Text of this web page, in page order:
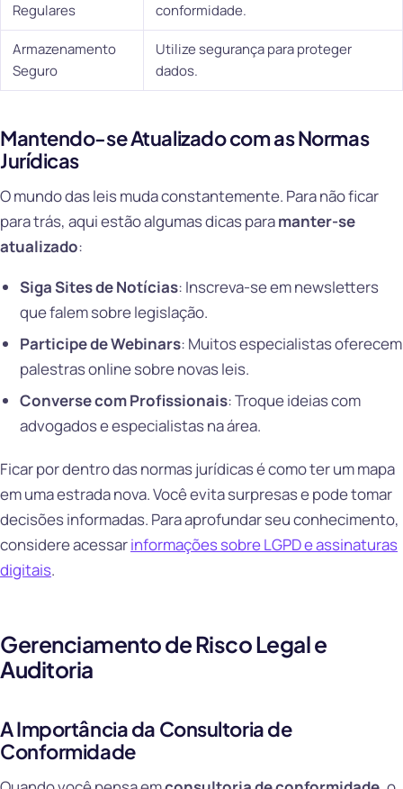
Regulares
conformidade.
Armazenamento
Seguro
Utilize segurança para proteger
dados.
Mantendo-se Atualizado com as Normas
Jurídicas
O mundo das leis muda constantemente. Para não ficar
para trás, aqui estão algumas dicas paramanter-se
atualizado:
Siga Sites de Notícias: Inscreva-se em newsletters
que falem sobre legislação.
Participe de Webinars: Muitos especialistas oferecem
palestras online sobre novas leis.
Converse com Profissionais: Troque ideias com
advogados e especialistas na área.
Ficar por dentro das normas jurídicas é como ter um mapa
em uma estrada nova. Você evita surpresas e pode tomar
decisões informadas. Para aprofundar seu conhecimento,
considere acessarinformações sobre LGPD e assinaturas
digitais.
Gerenciamento de Risco Legal e
Auditoria
A Importância da Consultoria de
Conformidade